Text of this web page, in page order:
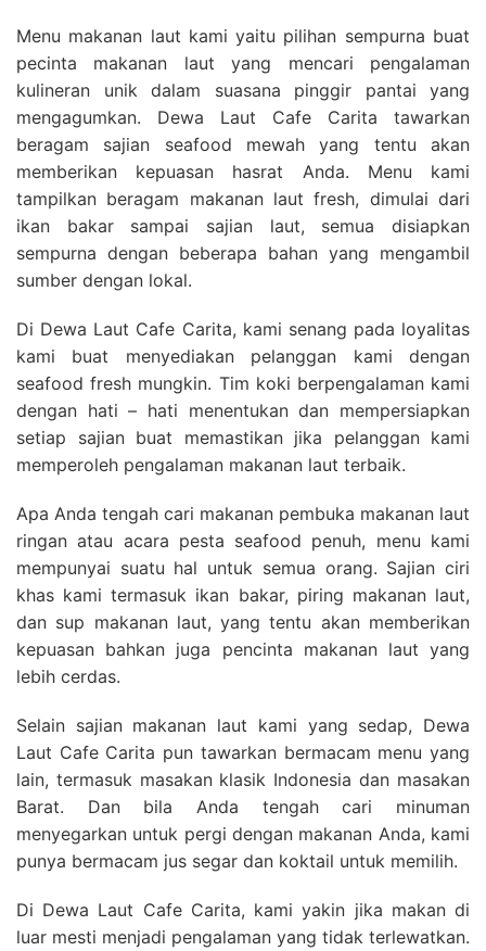
Menu makanan laut kami yaitu pilihan sempurna buat
pecinta makanan laut yang mencari pengalaman
kulineran unik dalam suasana pinggir pantai yang
mengagumkan. Dewa Laut Cafe Carita tawarkan
beragam sajian seafood mewah yang tentu akan
memberikan kepuasan hasrat Anda. Menu kami
tampilkan beragam makanan laut fresh, dimulai dari
ikan bakar sampai sajian laut, semua disiapkan
sempurna dengan beberapa bahan yang mengambil
sumber dengan lokal.
Di Dewa Laut Cafe Carita, kami senang pada loyalitas
kami buat menyediakan pelanggan kami dengan
seafood fresh mungkin. Tim koki berpengalaman kami
dengan hati – hati menentukan dan mempersiapkan
setiap sajian buat memastikan jika pelanggan kami
memperoleh pengalaman makanan laut terbaik.
Apa Anda tengah cari makanan pembuka makanan laut
ringan atau acara pesta seafood penuh, menu kami
mempunyai suatu hal untuk semua orang. Sajian ciri
khas kami termasuk ikan bakar, piring makanan laut,
dan sup makanan laut, yang tentu akan memberikan
kepuasan bahkan juga pencinta makanan laut yang
lebih cerdas.
Selain sajian makanan laut kami yang sedap, Dewa
Laut Cafe Carita pun tawarkan bermacam menu yang
lain, termasuk masakan klasik Indonesia dan masakan
Barat. Dan bila Anda tengah cari minuman
menyegarkan untuk pergi dengan makanan Anda, kami
punya bermacam jus segar dan koktail untuk memilih.
Di Dewa Laut Cafe Carita, kami yakin jika makan di
luar mesti menjadi pengalaman yang tidak terlewatkan.